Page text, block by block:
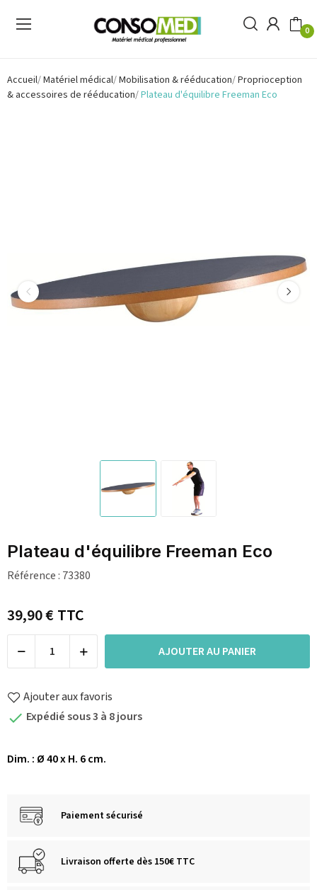
0
Accueil Matériel médical Mobilisation & rééducation Proprioception
& accessoires de rééducation Plateau d'équilibre Freeman Eco
Plateau d'équilibre Freeman Eco
Référence : 73380
39,90 €TTC
AJOUTER AU PANIER
Ajouter aux favoris
 Expédié sous 3 à 8 jours
Dim. : Ø 40 x H. 6 cm.
Paiement sécurisé
Livraison offerte dès 150€ TTC